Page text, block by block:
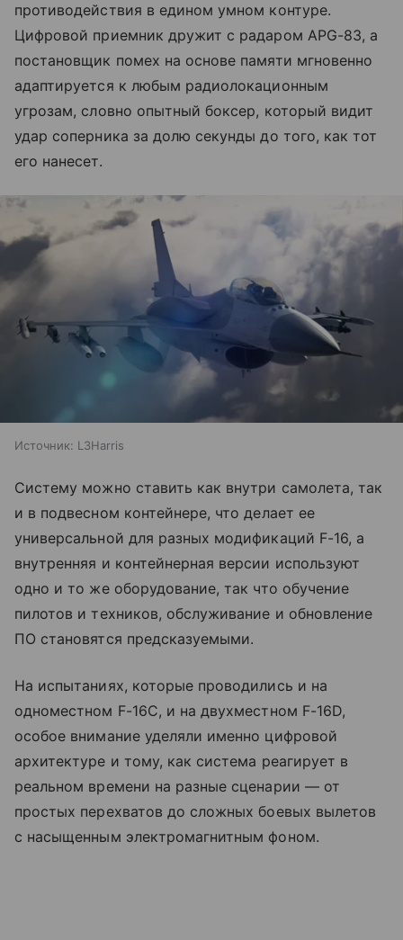
противодействия в едином умном контуре.
Цифровой приемник дружит с радаром APG-83, а
постановщик помех на основе памяти мгновенно
адаптируется к любым радиолокационным
угрозам, словно опытный боксер, который видит
удар соперника за долю секунды до того, как тот
его нанесет.
Источник: L3Harris
Систему можно ставить как внутри самолета, так
и в подвесном контейнере, что делает ее
универсальной для разных модификаций F-16, а
внутренняя и контейнерная версии используют
одно и то же оборудование, так что обучение
пилотов и техников, обслуживание и обновление
ПО становятся предсказуемыми.
На испытаниях, которые проводились и на
одноместном F-16C, и на двухместном F-16D,
особое внимание уделяли именно цифровой
архитектуре и тому, как система реагирует в
реальном времени на разные сценарии — от
простых перехватов до сложных боевых вылетов
с насыщенным электромагнитным фоном.